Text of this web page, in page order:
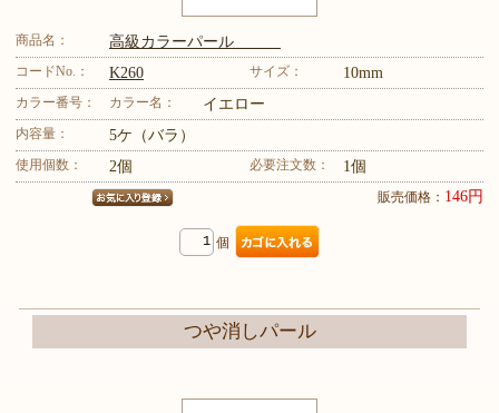
商品名： 高級カラーパール
コードNo.： K260 サイズ： 10mm
カラー番号： カラー名： イエロー
内容量： 5ケ（バラ）
使用個数： 2個 必要注文数： 1個
販売価格： 146円
個
つや消しパール